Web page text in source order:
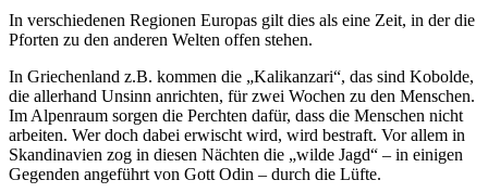
In verschiedenen Regionen Europas gilt dies als eine Zeit, in der die
Pforten zu den anderen Welten offen stehen.
In Griechenland z.B. kommen die „Kalikanzari“, das sind Kobolde,
die allerhand Unsinn anrichten, für zwei Wochen zu den Menschen.
Im Alpenraum sorgen die Perchten dafür, dass die Menschen nicht
arbeiten. Wer doch dabei erwischt wird, wird bestraft. Vor allem in
Skandinavien zog in diesen Nächten die „wilde Jagd“ – in einigen
Gegenden angeführt von Gott Odin – durch die Lüfte.